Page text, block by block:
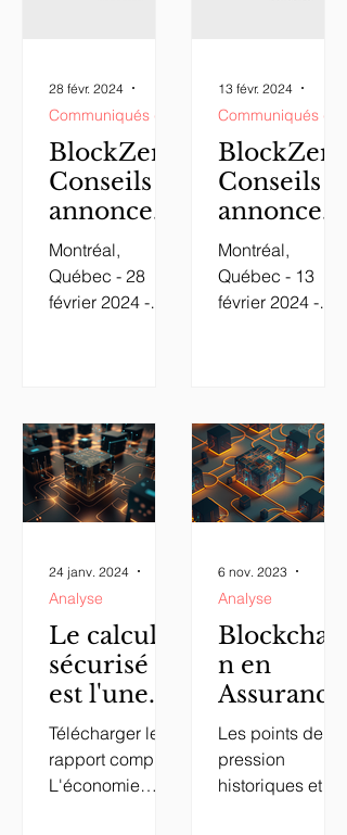
BlockZero
Conseils
annonce
un
partenaria
t
Montréal,
Québec - 28
février 2024 -
conseil en
gestion
spécialisée
dans
28 févr. 2024 4 min de lecture
BlockZero
Conseils
annonce
un
partenaria
t
Montréal,
Québec - 13
février 2024 -
conseil en
gestion de
premier plan en
matière...
13 févr. 2024
Le calcul
sécurisé
est l'une
des cinq
principale
s
Télécharger le
rapport complet
L'économie
Analyse
24 janv. 2024 2 min de lecture
Blockchai
n en
Assurance
Les points de
pression
historiques et
Analyse
6 nov. 2023